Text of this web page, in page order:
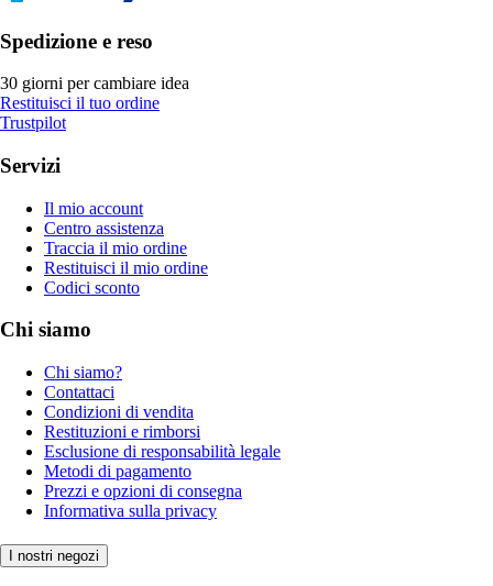
Spedizione e reso
30 giorni per cambiare idea
Restituisci il tuo ordine
Trustpilot
Servizi
Il mio account
Centro assistenza
Traccia il mio ordine
Restituisci il mio ordine
Codici sconto
Chi siamo
Chi siamo?
Contattaci
Condizioni di vendita
Restituzioni e rimborsi
Esclusione di responsabilità legale
Metodi di pagamento
Prezzi e opzioni di consegna
Informativa sulla privacy
I nostri negozi